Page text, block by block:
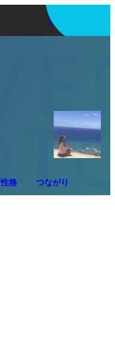
アプリを使う
性格 つながり